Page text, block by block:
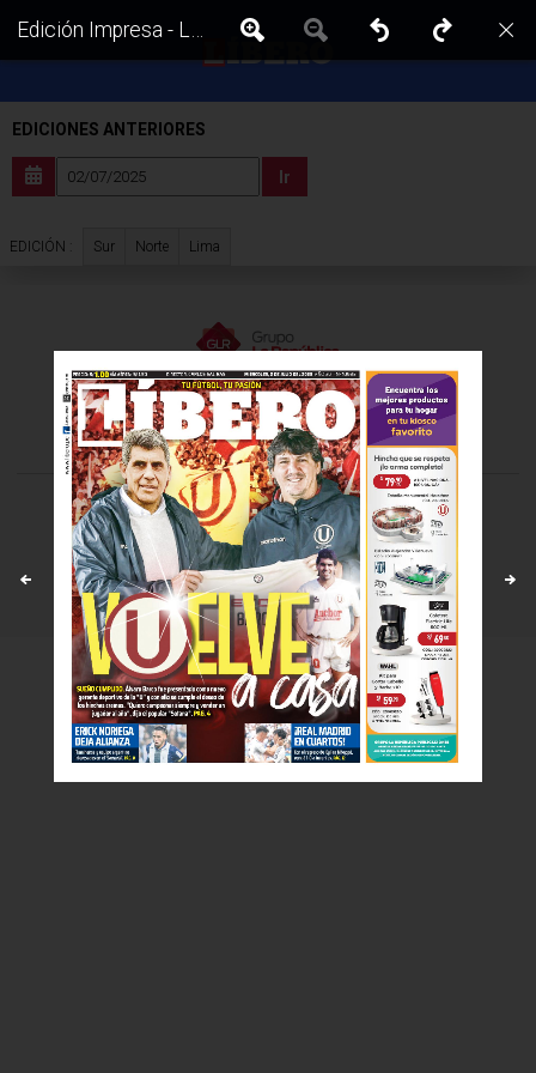
EDICIONES ANTERIORES
Ir
EDICIÓN : Sur Norte Lima
Edición Impresa - Libero | Lima - Miercoles 02 de Julio del 2025
VISITA LAS EDICIONES IMPRESAS DE:
©Todos los derechos reservados -2026
Políticas y estandares Contáctenos